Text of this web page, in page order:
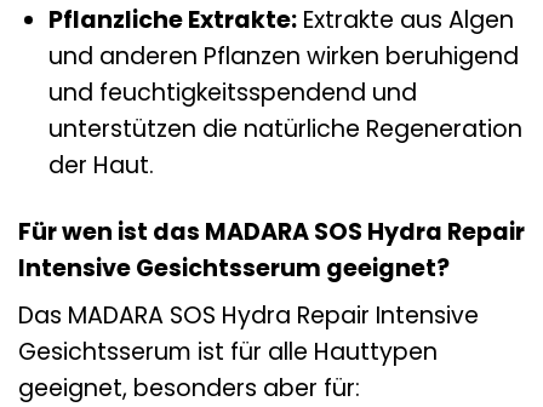
Pflanzliche Extrakte:Extrakte aus Algen
und anderen Pflanzen wirken beruhigend
und feuchtigkeitsspendend und
unterstützen die natürliche Regeneration
der Haut.
Für wen ist das MADARA SOS Hydra Repair
Intensive Gesichtsserum geeignet?
Das MADARA SOS Hydra Repair Intensive
Gesichtsserum ist für alle Hauttypen
geeignet, besonders aber für: